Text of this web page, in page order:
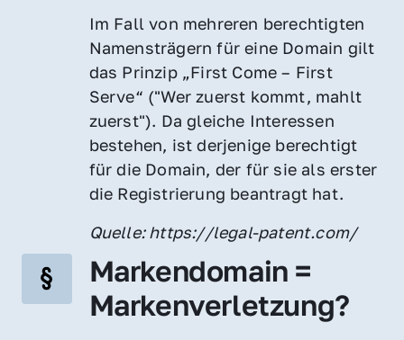
Im Fall von mehreren berechtigten
Namensträgern für eine Domain gilt
das Prinzip „First Come – First
Serve“ ("Wer zuerst kommt, mahlt
zuerst"). Da gleiche Interessen
bestehen, ist derjenige berechtigt
für die Domain, der für sie als erster
die Registrierung beantragt hat.
Quelle: https://legal-patent.com/
Markendomain =
Markenverletzung?